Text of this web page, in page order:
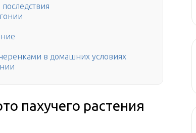
в домашних условиях
пахучего растения